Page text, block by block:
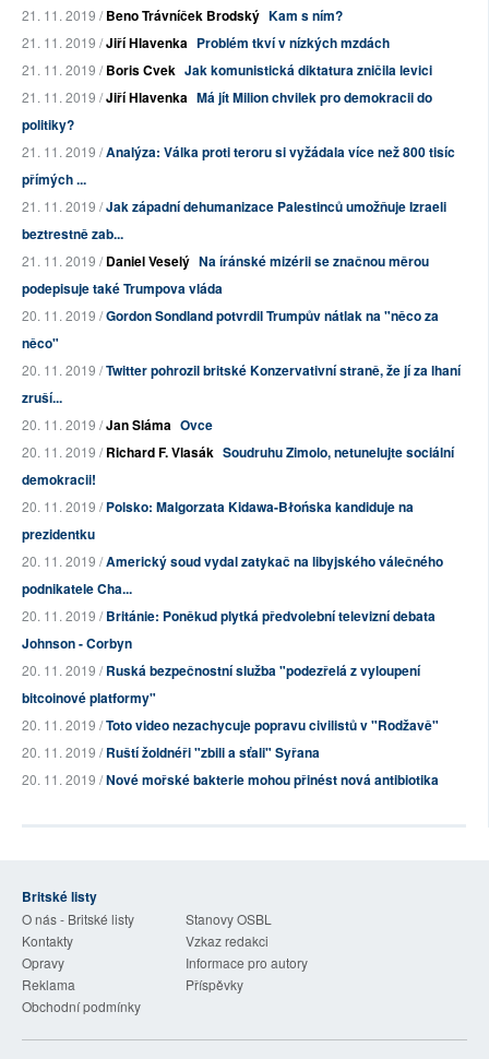
21. 11. 2019 /Beno Trávníček Brodský Kam s ním?
21. 11. 2019 /Jiří Hlavenka Problém tkví v nízkých mzdách
21. 11. 2019 /Boris Cvek Jak komunistická diktatura zničila levici
21. 11. 2019 /Jiří Hlavenka Má jít Milion chvilek pro demokracii do
politiky?
21. 11. 2019 /Analýza: Válka proti teroru si vyžádala více než 800 tisíc
přímých ...
21. 11. 2019 /Jak západní dehumanizace Palestinců umožňuje Izraeli
beztrestně zab...
21. 11. 2019 /Daniel Veselý Na íránské mizérii se značnou měrou
podepisuje také Trumpova vláda
20. 11. 2019 /Gordon Sondland potvrdil Trumpův nátlak na "něco za
něco"
20. 11. 2019 /Twitter pohrozil britské Konzervativní straně, že jí za lhaní
zruší...
20. 11. 2019 /Jan Sláma Ovce
20. 11. 2019 /Richard F. Vlasák Soudruhu Zimolo, netunelujte sociální
demokracii!
20. 11. 2019 /Polsko: Malgorzata Kidawa-Błońska kandiduje na
prezidentku
20. 11. 2019 /Americký soud vydal zatykač na libyjského válečného
podnikatele Cha...
20. 11. 2019 /Británie: Poněkud plytká předvolební televizní debata
Johnson - Corbyn
20. 11. 2019 /Ruská bezpečnostní služba "podezřelá z vyloupení
bitcoinové platformy"
20. 11. 2019 /Toto video nezachycuje popravu civilistů v "Rodžavě"
20. 11. 2019 /Ruští žoldnéři "zbili a sťali" Syřana
20. 11. 2019 /Nové mořské bakterie mohou přinést nová antibiotika
Britské listy
O nás - Britské listy
Stanovy OSBL
Kontakty
Vzkaz redakci
Opravy
Informace pro autory
Reklama
Příspěvky
Obchodní podmínky